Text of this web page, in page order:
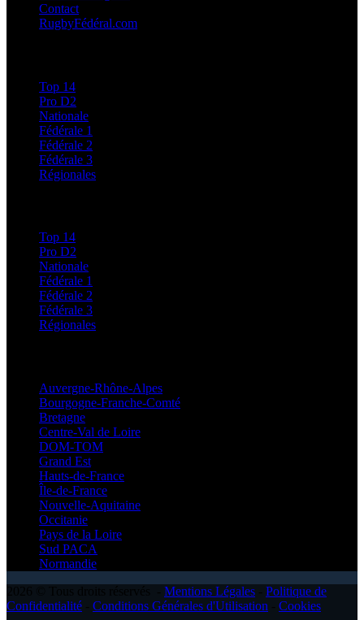
Contact
RugbyFédéral.com
Top 14
Pro D2
Nationale
Fédérale 1
Fédérale 2
Fédérale 3
Régionales
Top 14
Pro D2
Nationale
Fédérale 1
Fédérale 2
Fédérale 3
Régionales
Auvergne-Rhône-Alpes
Bourgogne-Franche-Comté
Bretagne
Centre-Val de Loire
DOM-TOM
Grand Est
Hauts-de-France
Île-de-France
Nouvelle-Aquitaine
Occitanie
Pays de la Loire
Sud PACA
Normandie
Mentions Légales
Politique de
Confidentialité
Conditions Générales d'Utilisation
Cookies